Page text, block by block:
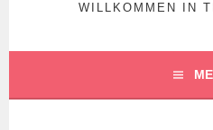
WILLKOMMEN IN